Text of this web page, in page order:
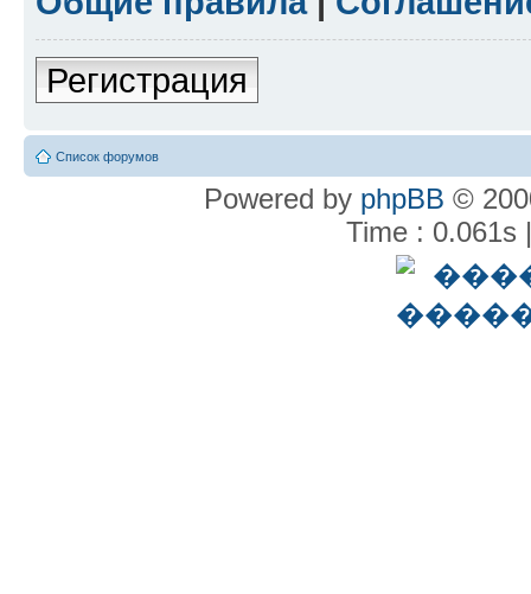
Регистрация
Список форумов
Powered by phpBB ©
Time : 0.061s